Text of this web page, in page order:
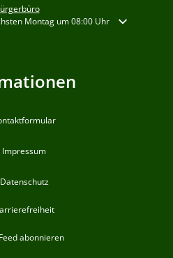
oder Schließzeiten auszublenden
Montag um 08:00 Uhr
Impressum
Datenschutz
abonnieren